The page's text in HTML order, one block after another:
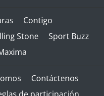
Contigo
Stone
Sport Buzz
Contáctenos